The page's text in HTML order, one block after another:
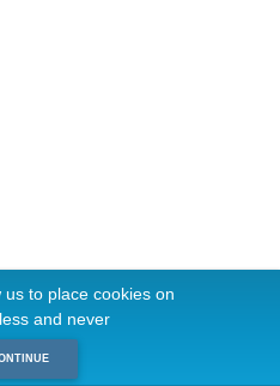
to place cookies on
and never